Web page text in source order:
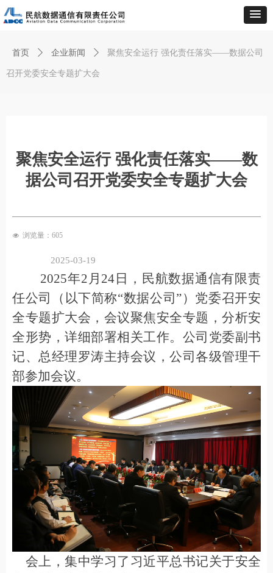
聚焦安全运行 强化责任落实——数
据公司召开党委安全专题扩大会
2025年2 月 24 日，民航数据通信有限责
任公司（以下简称“数据公司 ”）党委召开安
全专题扩大会，会议聚焦安全专题，分析安
全形势， 详细部署相关工作。公司党委副书
记、总经理罗涛主持会议，公司 各级管理干
部参加会议。
会上，集中学习了习近平总书记关于安全
2025-03-19
넶 浏览量： 605
首页 ꄲ 企业新闻 ꄲ 聚焦安全运行 强化责任落实——数据公司
召开党委安全专题扩大会